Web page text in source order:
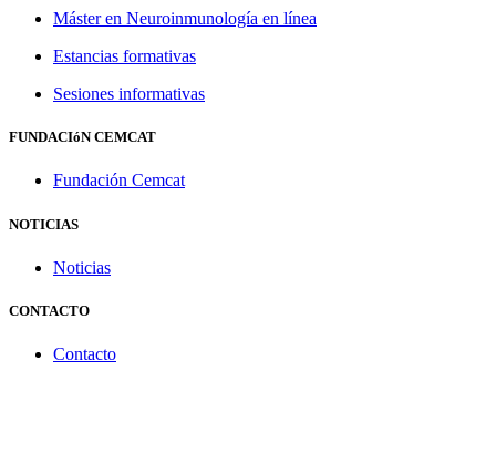
Máster en Neuroinmunología en línea
Estancias formativas
Sesiones informativas
FUNDACIóN CEMCAT
Fundación Cemcat
NOTICIAS
Noticias
CONTACTO
Contacto